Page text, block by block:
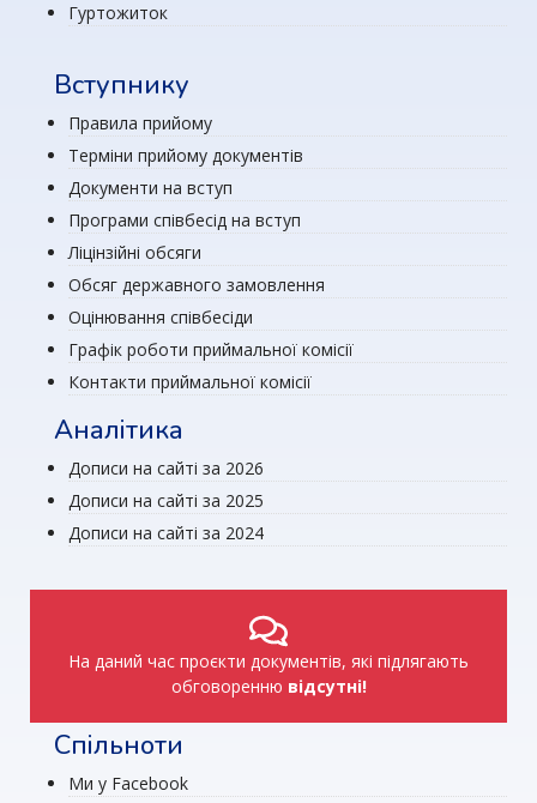
Гуртожиток
Вступнику
Правила прийому
Терміни прийому документів
Документи на вступ
Програми співбесід на вступ
Ліцінзійні обсяги
Обсяг державного замовлення
Оцінювання співбесіди
Графік роботи приймальної комісії
Контакти приймальної комісії
Аналітика
Дописи на сайті за 2026
Дописи на сайті за 2025
Дописи на сайті за 2024
На даний час проєкти документів, які підлягають
обговоренню відсутні!
Спільноти
Ми у Facebook